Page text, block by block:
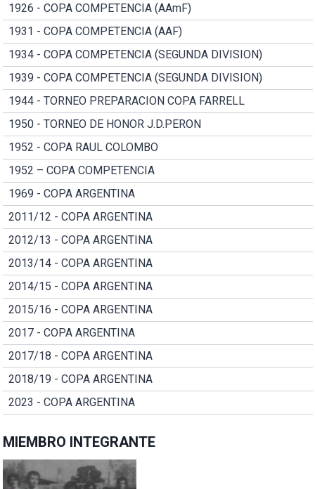
1926 - COPA COMPETENCIA (AAmF)
1931 - COPA COMPETENCIA (AAF)
1934 - COPA COMPETENCIA (SEGUNDA DIVISION)
1939 - COPA COMPETENCIA (SEGUNDA DIVISION)
1944 - TORNEO PREPARACION COPA FARRELL
1950 - TORNEO DE HONOR J.D.PERON
1952 - COPA RAUL COLOMBO
1952 – COPA COMPETENCIA
1969 - COPA ARGENTINA
2011/12 - COPA ARGENTINA
2012/13 - COPA ARGENTINA
2013/14 - COPA ARGENTINA
2014/15 - COPA ARGENTINA
2015/16 - COPA ARGENTINA
2017 - COPA ARGENTINA
2017/18 - COPA ARGENTINA
2018/19 - COPA ARGENTINA
2023 - COPA ARGENTINA
MIEMBRO INTEGRANTE